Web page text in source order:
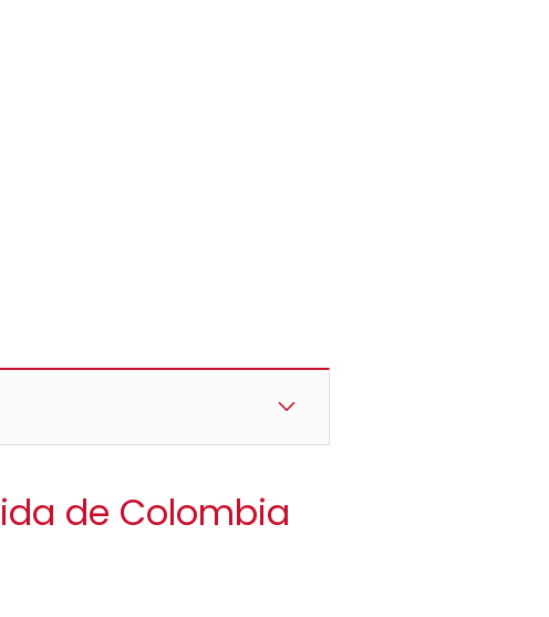
de Colombia